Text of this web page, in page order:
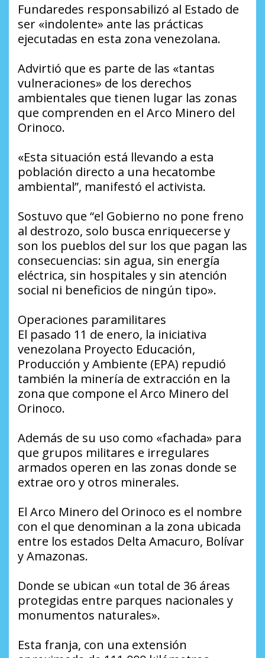
Fundaredes responsabilizó al Estado de
ser «indolente» ante las prácticas
ejecutadas en esta zona venezolana.
Advirtió que es parte de las «tantas
vulneraciones» de los derechos
ambientales que tienen lugar las zonas
que comprenden en el Arco Minero del
Orinoco.
«Esta situación está llevando a esta
población directo a una hecatombe
ambiental”, manifestó el activista.
Sostuvo que “el Gobierno no pone freno
al destrozo, solo busca enriquecerse y
son los pueblos del sur los que pagan las
consecuencias: sin agua, sin energía
eléctrica, sin hospitales y sin atención
social ni beneficios de ningún tipo».
Operaciones paramilitares
El pasado 11 de enero, la iniciativa
venezolana Proyecto Educación,
Producción y Ambiente (EPA) repudió
también la minería de extracción en la
zona que compone el Arco Minero del
Orinoco.
Además de su uso como «fachada» para
que grupos militares e irregulares
armados operen en las zonas donde se
extrae oro y otros minerales.
El Arco Minero del Orinoco es el nombre
con el que denominan a la zona ubicada
entre los estados Delta Amacuro, Bolívar
y Amazonas.
Donde se ubican «un total de 36 áreas
protegidas entre parques nacionales y
monumentos naturales».
Esta franja, con una extensión